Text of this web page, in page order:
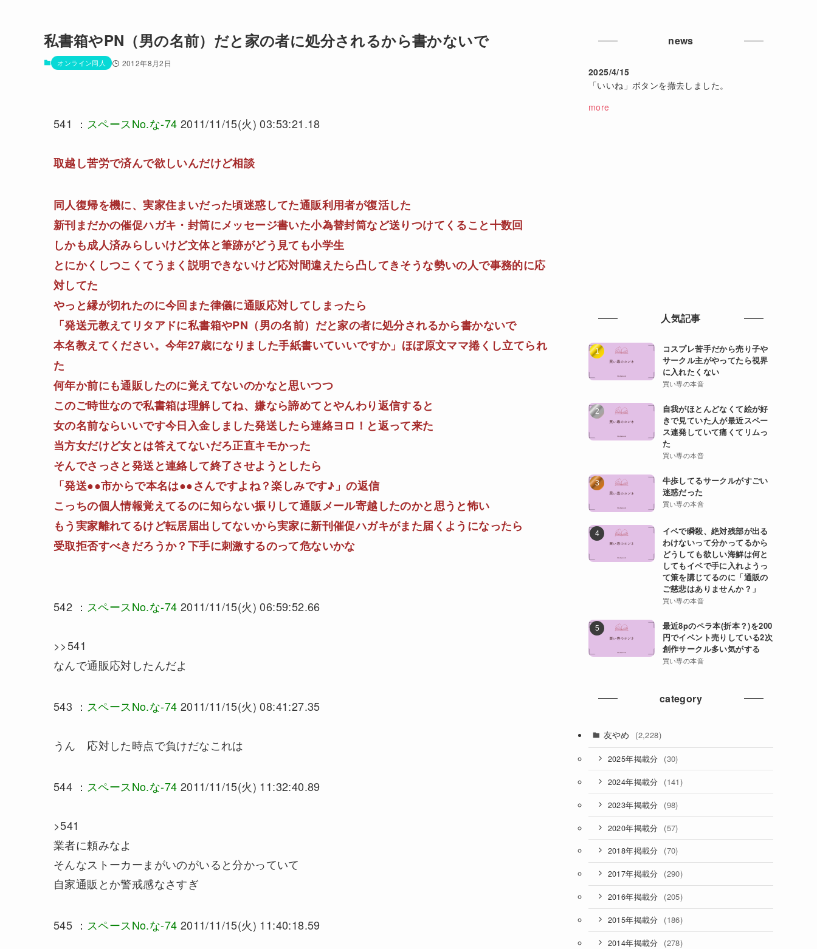
私書箱やPN（男の名前）だと家の者に処分されるから書かないで
オンライン同人 2012年8月2日
541 ： スペースNo.な-74 2011/11/15(火) 03:53:21.18
取越し苦労で済んで欲しいんだけど相談
同人復帰を機に、実家住まいだった頃迷惑してた通販利用者が復活した
新刊まだかの催促ハガキ・封筒にメッセージ書いた小為替封筒など送りつけてくること十数回
しかも成人済みらしいけど文体と筆跡がどう見ても小学生
とにかくしつこくてうまく説明できないけど応対間違えたら凸してきそうな勢いの人で事務的に応
対してた
やっと縁が切れたのに今回また律儀に通販応対してしまったら
「発送元教えてリタアドに私書箱やPN（男の名前）だと家の者に処分されるから書かないで
本名教えてください。今年27歳になりました手紙書いていいですか」ほぼ原文ママ捲くし立てられ
た
何年か前にも通販したのに覚えてないのかなと思いつつ
このご時世なので私書箱は理解してね、嫌なら諦めてとやんわり返信すると
女の名前ならいいです今日入金しました発送したら連絡ヨロ！と返って来た
当方女だけど女とは答えてないだろ正直キモかった
そんでさっさと発送と連絡して終了させようとしたら
「発送●●市からで本名は●●さんですよね？楽しみです♪」の返信
こっちの個人情報覚えてるのに知らない振りして通販メール寄越したのかと思うと怖い
もう実家離れてるけど転居届出してないから実家に新刊催促ハガキがまた届くようになったら
受取拒否すべきだろうか？下手に刺激するのって危ないかな
542 ： スペースNo.な-74 2011/11/15(火) 06:59:52.66
>>541
なんで通販応対したんだよ
543 ： スペースNo.な-74 2011/11/15(火) 08:41:27.35
うん 応対した時点で負けだなこれは
544 ： スペースNo.な-74 2011/11/15(火) 11:32:40.89
>541
業者に頼みなよ
そんなストーカーまがいのがいると分かっていて
自家通販とか警戒感なさすぎ
545 ： スペースNo.な-74 2011/11/15(火) 11:40:18.59
news
2025/4/15
「いいね」ボタンを撤去しました。
more
人気記事
コスプレ苦手だから売り子や
サークル主がやってたら視界
に入れたくない
買い専の本音
自我がほとんどなくて絵が好
きで見ていた人が最近スペー
ス連発していて痛くてリムっ
た
買い専の本音
牛歩してるサークルがすごい
迷惑だった
買い専の本音
イベで瞬殺、絶対残部が出る
わけないって分かってるから
どうしても欲しい海鮮は何と
してもイベで手に入れようっ
て策を講じてるのに「通販の
ご慈悲はありませんか？」
買い専の本音
最近8pのペラ本(折本？)を200
円でイベント売りしている2次
創作サークル多い気がする
買い専の本音
category
友やめ (2,228)
2025年掲載分 (30)
2024年掲載分 (141)
2023年掲載分 (98)
2020年掲載分 (57)
2018年掲載分 (70)
2017年掲載分 (290)
2016年掲載分 (205)
2015年掲載分 (186)
2014年掲載分 (278)